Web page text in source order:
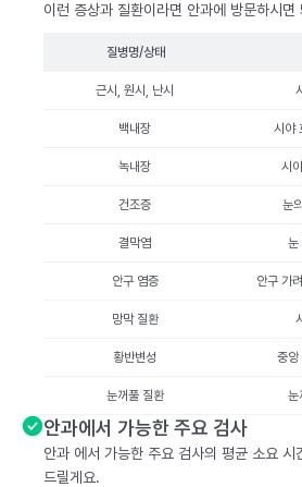
이런 증상과 질환이라면 안과에 방문하시면
질병명/상태
근시, 원시, 난시
백내장 시야
녹내장 시
건조증 눈
결막염 눈
안구 염증 안구 가
망막 질환
황반변성 중앙
눈꺼풀 질환 눈
안과에서 가능한 주요 검사
안과 에서 가능한 주요 검사의 평균 소요 시
드릴게요.